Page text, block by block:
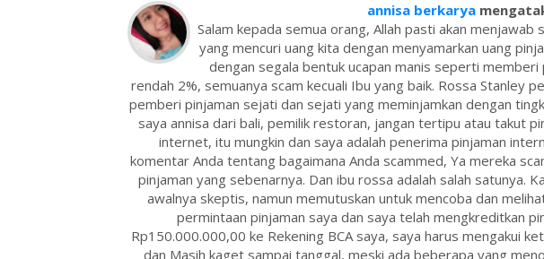
annisa berkarya
Salam kepada semua orang, Allah pasti akan menjawab
yang mencuri uang kita dengan menyamarkan uang
dengan segala bentuk ucapan manis seperti
rendah 2%, semuanya scam kecuali Ibu yang baik. Rossa Stanley
pemberi pinjaman sejati dan sejati yang meminjamkan dengan
saya annisa dari bali, pemilik restoran, jangan tertipu atau takut
internet, itu mungkin dan saya adalah penerima pinjaman
komentar Anda tentang bagaimana Anda scammed, Ya mereka
pinjaman yang sebenarnya. Dan ibu rossa adalah salah satunya.
awalnya skeptis, namun memutuskan untuk mencoba dan
permintaan pinjaman saya dan saya telah mengkreditkan
Rp150.000.000,00 ke Rekening BCA saya, saya harus mengakui
dan Masih kaget sampai tanggal, meski ada beberapa yang